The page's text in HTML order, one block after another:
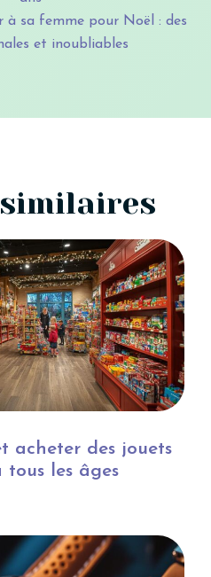
à sa femme pour Noël : des
et inoubliables
acheter des jouets
les âges